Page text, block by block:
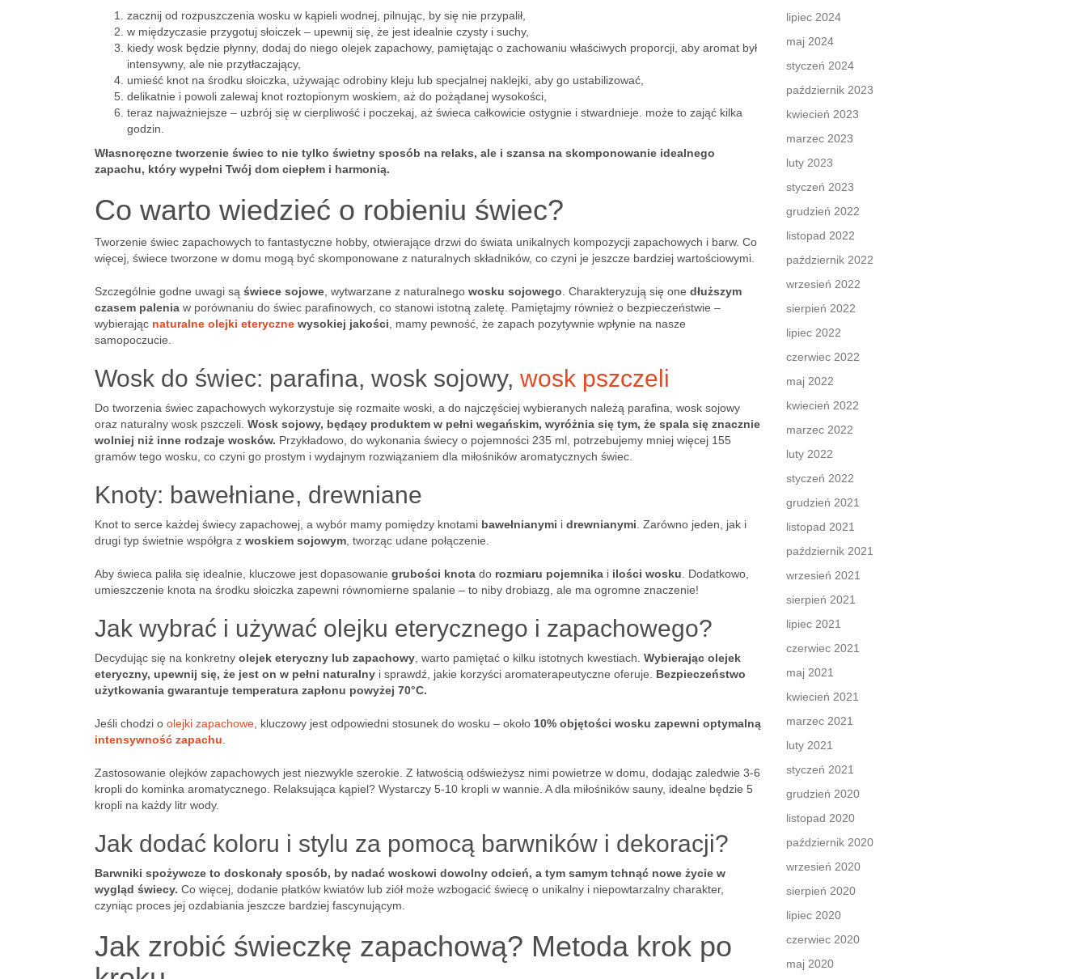
zacznij od rozpuszczenia wosku w kąpieli wodnej, pilnując, by się nie przypalił,
w międzyczasie przygotuj słoiczek – upewnij się, że jest idealnie czysty i suchy,
kiedy wosk będzie płynny, dodaj do niego olejek zapachowy, pamiętając o zachowaniu właściwych proporcji, aby aromat był
intensywny, ale nie przytłaczający,
umieść knot na środku słoiczka, używając odrobiny kleju lub specjalnej naklejki, aby go ustabilizować,
delikatnie i powoli zalewaj knot roztopionym woskiem, aż do pożądanej wysokości,
teraz najważniejsze – uzbrój się w cierpliwość i poczekaj, aż świeca całkowicie ostygnie i stwardnieje. może to zająć kilka
godzin.
Własnoręczne tworzenie świec to nie tylko świetny sposób na relaks, ale i szansa na skomponowanie idealnego
zapachu, który wypełni Twój dom ciepłem i harmonią.
Co warto wiedzieć o robieniu świec?
Tworzenie świec zapachowych to fantastyczne hobby, otwierające drzwi do świata unikalnych kompozycji zapachowych i barw. Co
więcej, świece tworzone w domu mogą być skomponowane z naturalnych składników, co czyni je jeszcze bardziej wartościowymi.
Szczególnie godne uwagi są świece sojowe , wytwarzane z naturalnego wosku sojowego . Charakteryzują się one dłuższym
czasem palenia w porównaniu do świec parafinowych, co stanowi istotną zaletę. Pamiętajmy również o bezpieczeństwie –
wybierając naturalne olejki eteryczne wysokiej jakości , mamy pewność, że zapach pozytywnie wpłynie na nasze
samopoczucie.
Wosk do świec: parafina, wosk sojowy, wosk pszczeli
Do tworzenia świec zapachowych wykorzystuje się rozmaite woski, a do najczęściej wybieranych należą parafina, wosk sojowy
oraz naturalny wosk pszczeli. Wosk sojowy, będący produktem w pełni wegańskim, wyróżnia się tym, że spala się znacznie
wolniej niż inne rodzaje wosków. Przykładowo, do wykonania świecy o pojemności 235 ml, potrzebujemy mniej więcej 155
gramów tego wosku, co czyni go prostym i wydajnym rozwiązaniem dla miłośników aromatycznych świec.
Knoty: bawełniane, drewniane
Knot to serce każdej świecy zapachowej, a wybór mamy pomiędzy knotami bawełnianymi i drewnianymi . Zarówno jeden, jak i
drugi typ świetnie współgra z woskiem sojowym , tworząc udane połączenie.
Aby świeca paliła się idealnie, kluczowe jest dopasowanie grubości knota do rozmiaru pojemnika i ilości wosku . Dodatkowo,
umieszczenie knota na środku słoiczka zapewni równomierne spalanie – to niby drobiazg, ale ma ogromne znaczenie!
Jak wybrać i używać olejku eterycznego i zapachowego?
Decydując się na konkretny olejek eteryczny lub zapachowy , warto pamiętać o kilku istotnych kwestiach. Wybierając olejek
eteryczny, upewnij się, że jest on w pełni naturalny i sprawdź, jakie korzyści aromaterapeutyczne oferuje. Bezpieczeństwo
użytkowania gwarantuje temperatura zapłonu powyżej 70°C.
Jeśli chodzi o olejki zapachowe , kluczowy jest odpowiedni stosunek do wosku – około 10% objętości wosku zapewni optymalną
intensywność zapachu
Zastosowanie olejków zapachowych jest niezwykle szerokie. Z łatwością odświeżysz nimi powietrze w domu, dodając zaledwie 3-6
kropli do kominka aromatycznego. Relaksująca kąpiel? Wystarczy 5-10 kropli w wannie. A dla miłośników sauny, idealne będzie 5
kropli na każdy litr wody.
Jak dodać koloru i stylu za pomocą barwników i dekoracji?
Barwniki spożywcze to doskonały sposób, by nadać woskowi dowolny odcień, a tym samym tchnąć nowe życie w
wygląd świecy. Co więcej, dodanie płatków kwiatów lub ziół może wzbogacić świecę o unikalny i niepowtarzalny charakter,
czyniąc proces jej ozdabiania jeszcze bardziej fascynującym.
Jak zrobić świeczkę zapachową? Metoda krok po
lipiec 2024
maj 2024
styczeń 2024
październik 2023
kwiecień 2023
marzec 2023
luty 2023
styczeń 2023
grudzień 2022
listopad 2022
październik 2022
wrzesień 2022
sierpień 2022
lipiec 2022
czerwiec 2022
maj 2022
kwiecień 2022
marzec 2022
luty 2022
styczeń 2022
grudzień 2021
listopad 2021
październik 2021
wrzesień 2021
sierpień 2021
lipiec 2021
czerwiec 2021
maj 2021
kwiecień 2021
marzec 2021
luty 2021
styczeń 2021
grudzień 2020
listopad 2020
październik 2020
wrzesień 2020
sierpień 2020
lipiec 2020
czerwiec 2020
maj 2020